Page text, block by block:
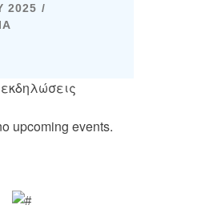
2025
upcoming events.